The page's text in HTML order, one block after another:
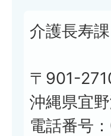
介護長寿
〒901-
沖縄県宜
電話番号